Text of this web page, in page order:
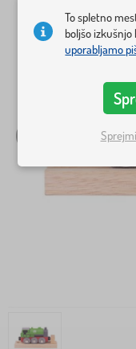
To spletno
boljšo
uporabljamo